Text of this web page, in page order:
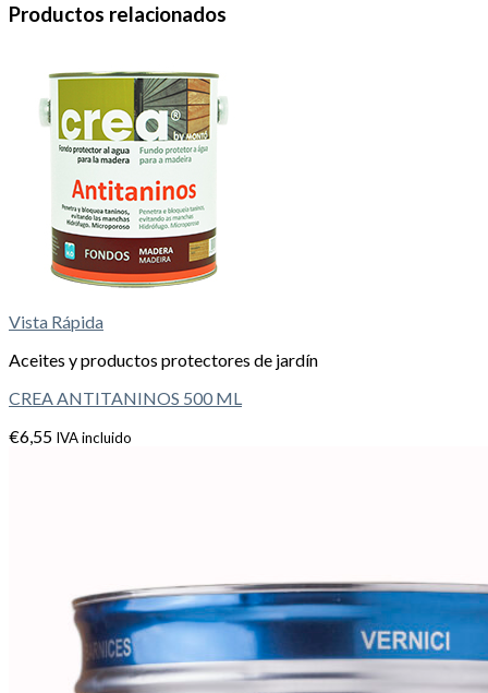
Productos relacionados
Vista Rápida
Aceites y productos protectores de jardín
CREA ANTITANINOS 500 ML
€6,55 IVA incluido